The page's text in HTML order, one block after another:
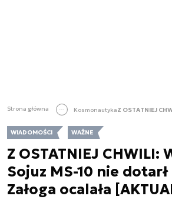
Strona główna Kosmonautyka
WIADOMOŚCI WAŻNE
Z OSTATNIEJ
Sojuz MS-10 nie dotarł
Załoga ocalała